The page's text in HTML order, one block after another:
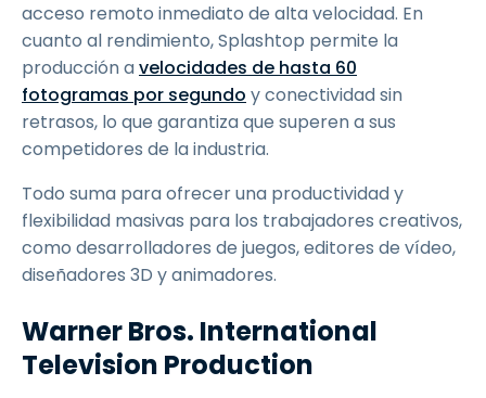
acceso remoto inmediato de alta velocidad. En
cuanto al rendimiento, Splashtop permite la
producción avelocidades de hasta 60
fotogramas por segundo y conectividad sin
retrasos, lo que garantiza que superen a sus
competidores de la industria.
Todo suma para ofrecer una productividad y
flexibilidad masivas para los trabajadores creativos,
como desarrolladores de juegos, editores de vídeo,
diseñadores 3D y animadores.
Warner Bros. International
Television Production